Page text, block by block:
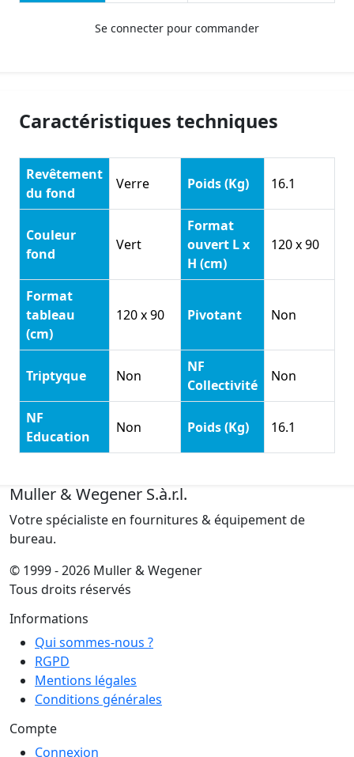
Se connecter pour commander
Caractéristiques techniques
Revêtement
du fond
Verre Poids (Kg) 16.1
Couleur
fond
Vert
Format
ouvert L x
H (cm)
120 x 90
Format
tableau
(cm)
120 x 90 Pivotant Non
Triptyque Non
NF
Collectivité
Non
NF
Education
Non Poids (Kg) 16.1
Muller & Wegener S.à.r.l.
Votre spécialiste en fournitures & équipement de
bureau.
© 1999 - 2026 Muller & Wegener
Tous droits réservés
Informations
Qui sommes-nous ?
RGPD
Mentions légales
Conditions générales
Compte
Connexion